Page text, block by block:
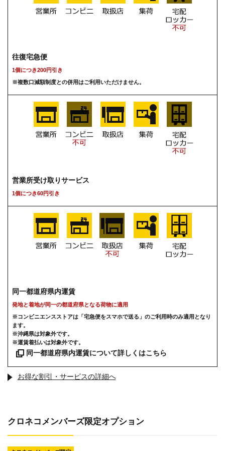
往復宅急便
1個につき200円引き
※複数口減額制度との併用はご利用いただけません。
営業所受け取りサービス
1個につき60円引き
同一都道府県内運賃
発地と着地が同一の都道府県となる荷物に適用
※コンビニエンスストアは「宅急便をスマホで送る」のご利用時のみ適用となり
ます。
※沖縄県は対象外です。
※運賃着払いは対象外です。
同一都道府県内運賃について詳しくはこちら
お得な割引・サービスの詳細へ
クロネコメンバーズ限定オプション